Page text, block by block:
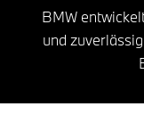
BMW
und